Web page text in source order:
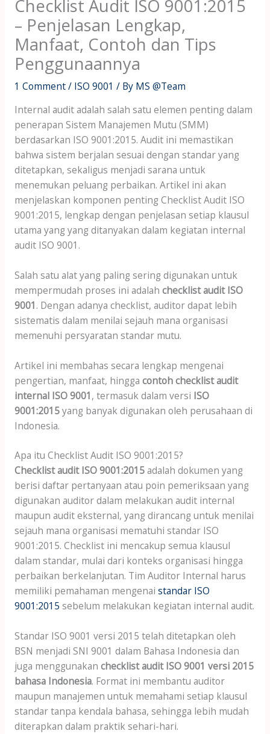
Checklist Audit ISO 9001:2015
– Penjelasan Lengkap,
Manfaat, Contoh dan Tips
Penggunaannya
1 Comment/ ISO 9001 / By MS @Team
Internal audit adalah salah satu elemen penting dalam
penerapan Sistem Manajemen Mutu (SMM)
berdasarkan ISO 9001:2015. Audit ini memastikan
bahwa sistem berjalan sesuai dengan standar yang
ditetapkan, sekaligus menjadi sarana untuk
menemukan peluang perbaikan. Artikel ini akan
menjelaskan komponen penting Checklist Audit ISO
9001:2015, lengkap dengan penjelasan setiap klausul
utama yang yang ditanyakan dalam kegiatan internal
audit ISO 9001.
Salah satu alat yang paling sering digunakan untuk
mempermudah proses ini adalah checklist audit ISO
9001. Dengan adanya checklist, auditor dapat lebih
sistematis dalam menilai sejauh mana organisasi
memenuhi persyaratan standar mutu.
Artikel ini membahas secara lengkap mengenai
pengertian, manfaat, hingga contoh checklist audit
internal ISO 9001, termasuk dalam versi ISO
9001:2015yang banyak digunakan oleh perusahaan di
Indonesia.
Apa itu Checklist Audit ISO 9001:2015?
Checklist audit ISO 9001:2015adalah dokumen yang
berisi daftar pertanyaan atau poin pemeriksaan yang
digunakan auditor dalam melakukan audit internal
maupun audit eksternal, yang dirancang untuk menilai
sejauh mana organisasi mematuhi standar ISO
9001:2015. Checklist ini mencakup semua klausul
dalam standar, mulai dari konteks organisasi hingga
perbaikan berkelanjutan. Tim Auditor Internal harus
memiliki pemahaman mengenai standar ISO
9001:2015 sebelum melakukan kegiatan internal audit.
Standar ISO 9001 versi 2015 telah ditetapkan oleh
BSN menjadi SNI 9001 dalam Bahasa Indonesia dan
juga menggunakan checklist audit ISO 9001 versi 2015
bahasa Indonesia. Format ini membantu auditor
maupun manajemen untuk memahami setiap klausul
standar tanpa kendala bahasa, sehingga lebih mudah
diterapkan dalam praktik sehari-hari.